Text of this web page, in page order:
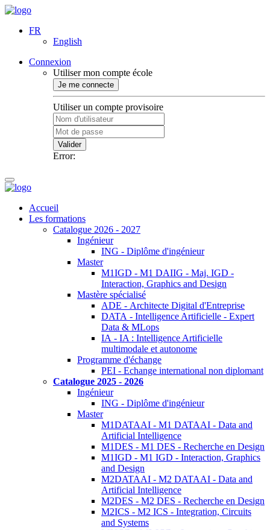
FR
English
Connexion
Utiliser mon compte école
Je me connecte
Utiliser un compte provisoire
Valider
Error:
Accueil
Les formations
Catalogue 2026 - 2027
Ingénieur
ING - Diplôme d'ingénieur
Master
M1IGD - M1 DAIIG - Maj. IGD -
Interaction, Graphics and Design
Mastère spécialisé
ADE - Architecte Digital d'Entreprise
DATA - Intelligence Artificielle - Expert
Data & MLops
IA - IA : Intelligence Artificielle
multimodale et autonome
Programme d'échange
PEI - Echange international non diplomant
Catalogue 2025 - 2026
Ingénieur
ING - Diplôme d'ingénieur
Master
M1DATAAI - M1 DATAAI - Data and
Artificial Intelligence
M1DES - M1 DES - Recherche en Design
M1IGD - M1 IGD - Interaction, Graphics
and Design
M2DATAAI - M2 DATAAI - Data and
Artificial Intelligence
M2DES - M2 DES - Recherche en Design
M2ICS - M2 ICS - Integration, Circuits
and Systems